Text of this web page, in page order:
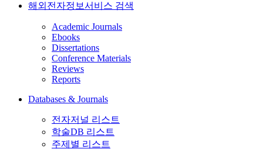
해외전자정보서비스 검색
Academic Journals
Ebooks
Dissertations
Conference Materials
Reviews
Reports
Databases & Journals
전자저널 리스트
학술DB 리스트
주제별 리스트